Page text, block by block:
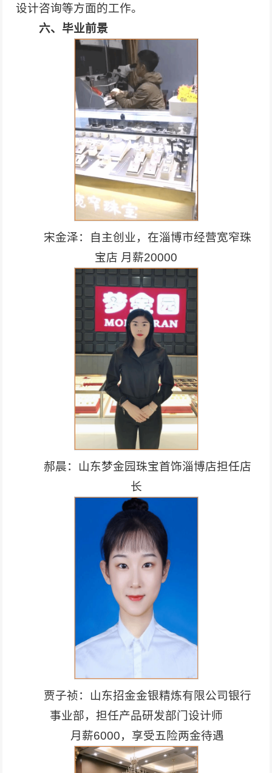
设计咨询等方面的工作。
六、毕业前景
宋金泽：自主创业，在淄博市经营宽窄珠
宝店 月薪20000
郝晨：山东梦金园珠宝首饰淄博店担任店
长
贾子祯：山东招金金银精炼有限公司银行
事业部，担任产品研发部门设计师
月薪6000，享受五险两金待遇